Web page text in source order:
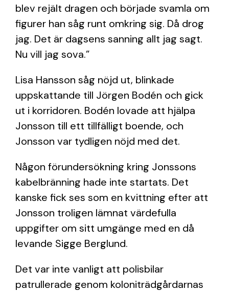
blev rejält dragen och började svamla om
figurer han såg runt omkring sig. Då drog
jag. Det är dagsens sanning allt jag sagt.
Nu vill jag sova.”
Lisa Hansson såg nöjd ut, blinkade
uppskattande till Jörgen Bodén och gick
ut i korridoren. Bodén lovade att hjälpa
Jonsson till ett tillfälligt boende, och
Jonsson var tydligen nöjd med det.
Någon förundersökning kring Jonssons
kabelbränning hade inte startats. Det
kanske fick ses som en kvittning efter att
Jonsson troligen lämnat värdefulla
uppgifter om sitt umgänge med en då
levande Sigge Berglund.
Det var inte vanligt att polisbilar
patrullerade genom koloniträdgårdarnas